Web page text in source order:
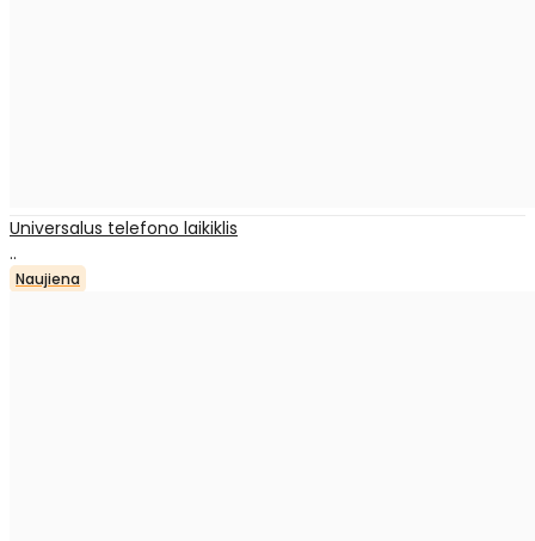
Universalus telefono laikiklis
..
Naujiena